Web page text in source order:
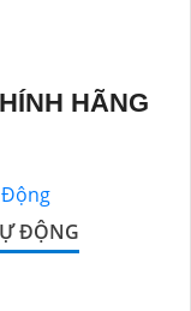
HÃNG
ĐỘNG